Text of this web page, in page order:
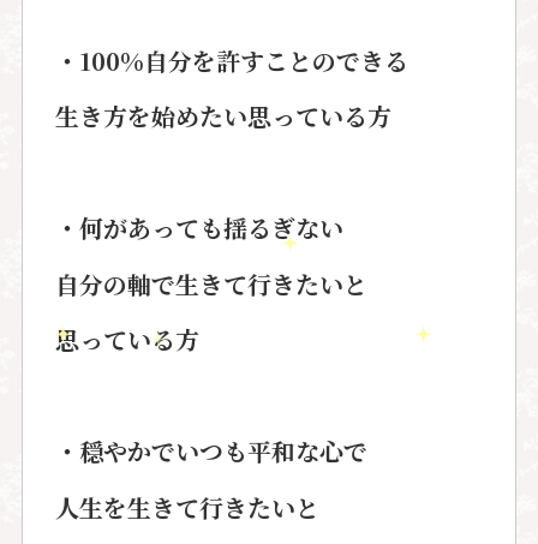
・100%自分を許すことのできる
生き方を始めたい思っている方
・何があっても揺るぎない
自分の軸で生きて行きたいと
思っている方
・穏やかでいつも平和な心で
人生を生きて行きたいと